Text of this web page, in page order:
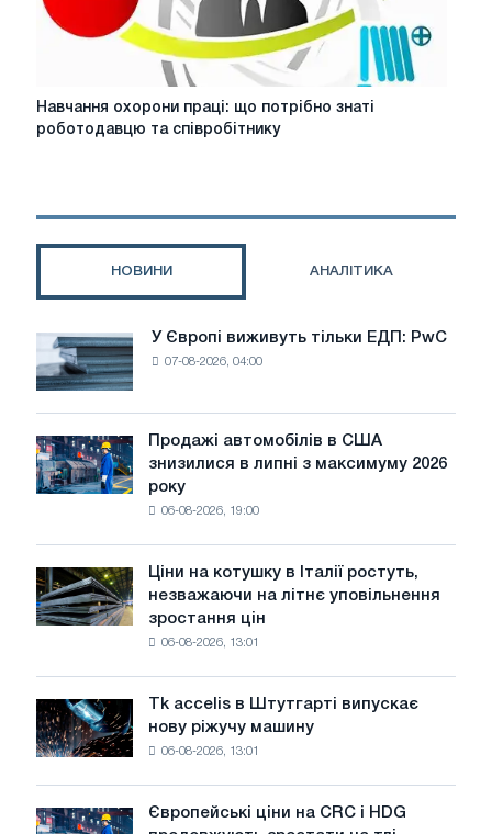
Навчання
охорони
знаті
Навчання охорони праці: що потрібно знаті
роботодавцю та співробітнику
НОВИНИ АНАЛІТИКА
Європі
виживуть
тільки
ЕДП:
PwC
У Європі виживуть тільки ЕДП: PwC
07-08-2026, 04:00
Продажі
автомобілів
в
липні
з
максимуму
року
Продажі автомобілів в США
знизилися в липні з максимуму 2026
року
06-08-2026, 19:00
Ціни
на
котушку
незважаючи
на
літнє
уповільнення
зростання
Ціни на котушку в Італії ростуть,
незважаючи на літнє уповільнення
зростання цін
06-08-2026, 13:01
Tk
accelis
в
нову
Tk accelis в Штутгарті випускає
нову ріжучу машину
06-08-2026, 13:01
Європейські
Європейські ціни на CRC і HDG